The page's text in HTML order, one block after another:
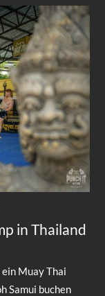
in Thailand
Muay Thai
Samui buchen